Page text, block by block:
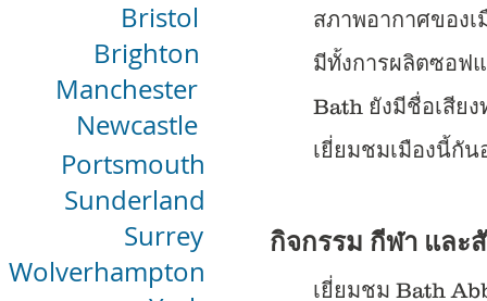
Portsmouth
Sunderland
Surrey
Wolverhampton
Newcastle
Manchester
Brighton
Bristol
สภาพอากาศของเ
มีทั้งการผลิตซอฟแ
Bath ยังมีชื่อเสีย
เยี่ยมชมเมืองนี้กั
กิจกรรม กีฬา และ
เยี่ยมชม Bath